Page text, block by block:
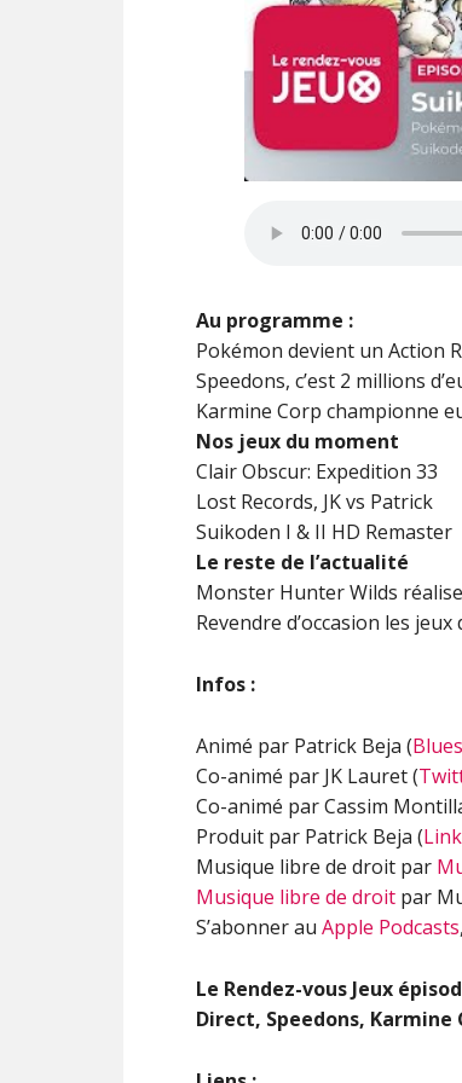
Au programme :
Pokémon devient un Action
Speedons, c’est 2 millions
Karmine Corp championne
Nos jeux du moment
Clair Obscur: Expedition 33
Lost Records, JK vs Patrick
Suikoden I & II HD Remaster
Le reste de l’actualité
Monster Hunter Wilds
Revendre d’occasion les
Infos :
Animé par Patrick Beja (
Co-animé par JK Lauret (
Co-animé par Cassim
Produit par Patrick Beja (
Musique libre de droit par
Musique libre de droit par
S’abonner au Apple Podcasts,
Le Rendez-vous Jeux
Direct, Speedons, Karmine